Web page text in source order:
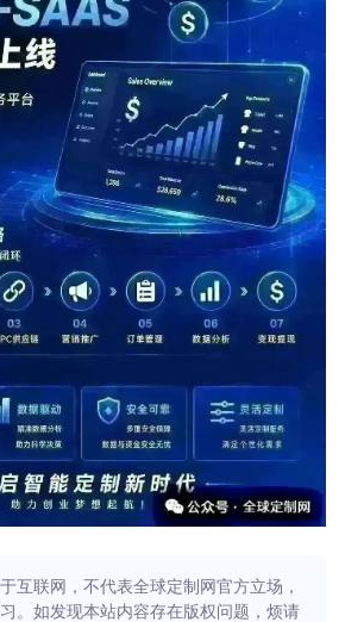
互联网，不代表全球定制网官方立场，
。如发现本站内容存在版权问题，烦请